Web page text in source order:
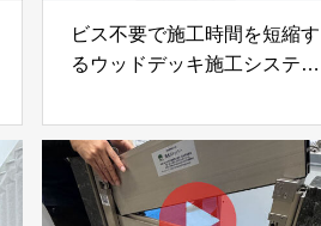
ビス不要で施工時間を短縮す
るウッドデッキ施工システム
JAPAN